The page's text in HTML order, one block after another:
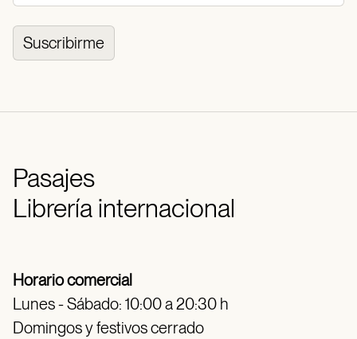
Suscribirme
Pasajes
Librería internacional
Horario comercial
Lunes - Sábado: 10:00 a 20:30 h
Domingos y festivos cerrado